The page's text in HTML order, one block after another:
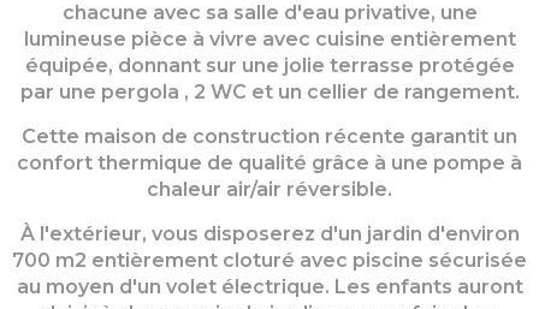
chacune avec sa salle d'eau privative, une
lumineuse pièce à vivre avec cuisine entièrement
équipée, donnant sur une jolie terrasse protégée
par une pergola , 2 WC et un cellier de rangement.
Cette maison de construction récente garantit un
confort thermique de qualité grâce à une pompe à
chaleur air/air réversible.
À l'extérieur, vous disposerez d'un jardin d'environ
700 m2 entièrement cloturé avec piscine sécurisée
au moyen d'un volet électrique. Les enfants auront